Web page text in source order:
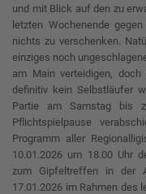
und mit Blick auf den zu
letzten Wochenende
nichts zu verschenken.
einziges noch
am Main verteidigen,
definitiv kein Selbstläufer
Partie am Samstag bis
Pflichtspielpause
Programm aller
10.01.2026 um 18.00 Uhr
zum Gipfeltreffen in der
17.01.2026 im Rahmen des